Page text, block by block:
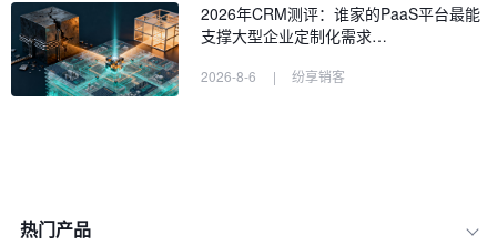
2026年CRM测评：谁家的PaaS平台最能
支撑大型企业定制化需求…
2026-8-6 | 纷享销客
热门产品